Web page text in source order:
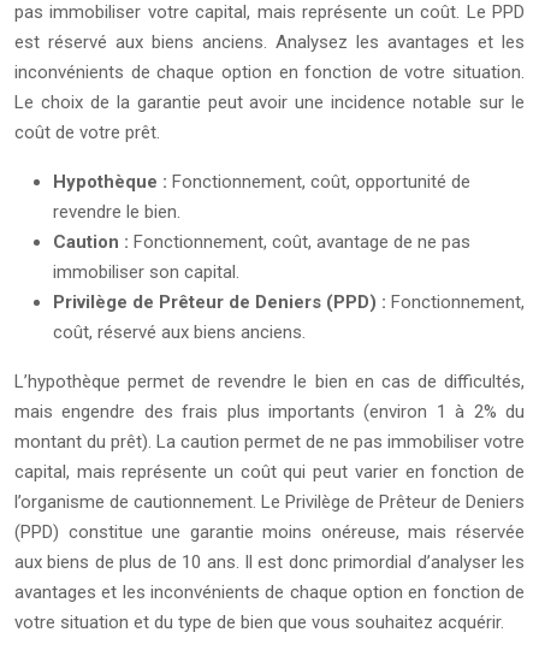
pas immobiliser votre capital, mais représente un coût. Le PPD
est réservé aux biens anciens. Analysez les avantages et les
inconvénients de chaque option en fonction de votre situation.
Le choix de la garantie peut avoir une incidence notable sur le
coût de votre prêt.
Hypothèque : Fonctionnement, coût, opportunité de
revendre le bien.
Caution : Fonctionnement, coût, avantage de ne pas
immobiliser son capital.
Privilège de Prêteur de Deniers (PPD) : Fonctionnement,
coût, réservé aux biens anciens.
L’hypothèque permet de revendre le bien en cas de difficultés,
mais engendre des frais plus importants (environ 1 à 2% du
montant du prêt). La caution permet de ne pas immobiliser votre
capital, mais représente un coût qui peut varier en fonction de
l’organisme de cautionnement. Le Privilège de Prêteur de Deniers
(PPD) constitue une garantie moins onéreuse, mais réservée
aux biens de plus de 10 ans. Il est donc primordial d’analyser les
avantages et les inconvénients de chaque option en fonction de
votre situation et du type de bien que vous souhaitez acquérir.